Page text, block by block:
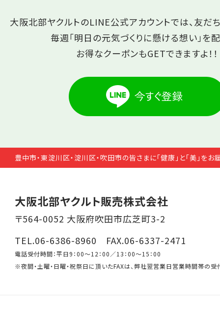
大阪北部ヤクルトのLINE公式アカウントでは、友だ
毎週「明日の元気づくりに懸ける想い」を
お得なクーポンもGETできますよ！！
豊中市・東淀川区・淀川区・吹田市の皆さまに「健康」と「美」をお
大阪北部ヤクルト販売株式会社
〒564-0052 大阪府吹田市広芝町3-2
TEL.06-6386-8960 FAX.06-6337-2471
電話受付時間：平日9：00～12：00／13：00～15：00
※夜間・土曜・日曜・祝祭日に頂いたFAXは、弊社翌営業日営業時間帯の受